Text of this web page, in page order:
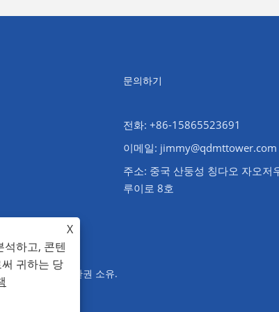
문의하기
전화: +86-15865523691
이메일: jimmy@qdmttower.com
주소: 중국 산둥성 칭다오 자오저
루이로 8호
조물, 철관 탑 - 판권 소유.
X
하고, 콘텐
귀하는 당